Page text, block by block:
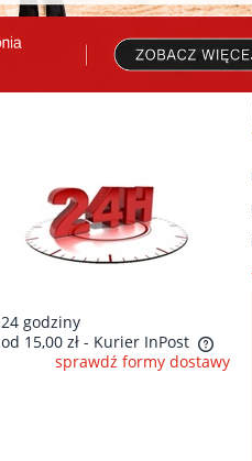
24 godziny
od 15,00 zł - Kurier InPost
sprawdź formy dostawy